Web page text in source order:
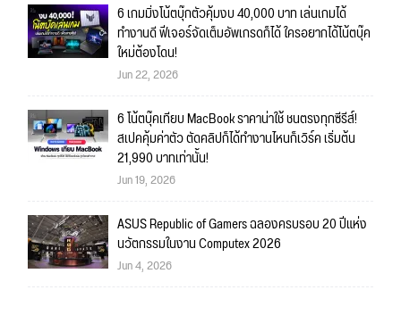
6 เกมมิ่งโน้ตบุ๊กตัวคุ้มงบ 40,000 บาท เล่นเกมได้
ทำงานดี ฟีเจอร์จัดเต็มอัพเกรดก็ได้ ใครอยากได้โน้ตบุ๊ค
ใหม่ต้องโดน!
Jun 22, 2026
6 โน้ตบุ๊คเทียบ MacBook ราคาน่าใช้ ชนตรงทุกซีรีส์!
สเปคคุ้มค่าตัว ตัดคลิปก็ได้ทำงานไหนก็เวิร์ค เริ่มต้น
21,990 บาทเท่านั้น!
Jun 19, 2026
ASUS Republic of Gamers ฉลองครบรอบ 20 ปีแห่ง
นวัตกรรมในงาน Computex 2026
Jun 4, 2026